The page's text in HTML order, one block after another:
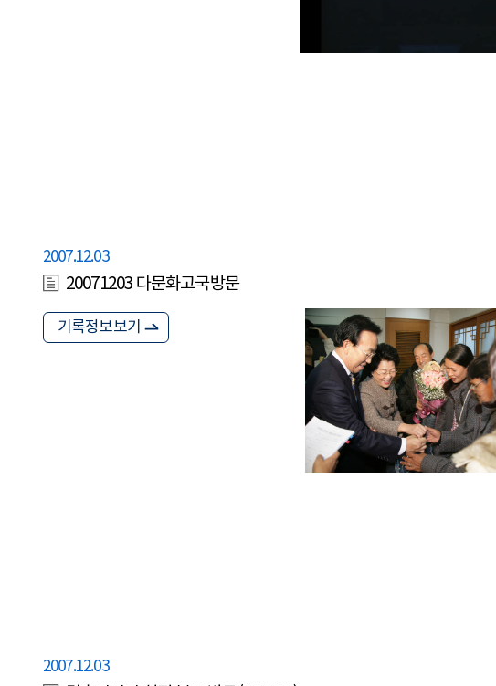
2007.12.03
20071203 다문화고국방문
기록정보보기
2007.12.03